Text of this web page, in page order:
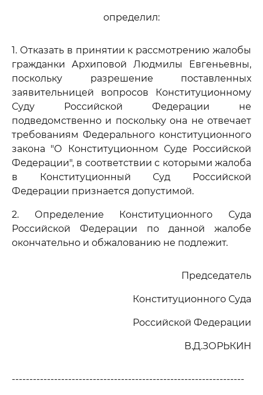
определил:
1. Отказать в принятии к рассмотрению жалобы
гражданки Архиповой Людмилы Евгеньевны,
поскольку разрешение поставленных
заявительницей вопросов Конституционному
Суду Российской Федерации не
подведомственно и поскольку она не отвечает
требованиям Федерального конституционного
закона "О Конституционном Суде Российской
Федерации", в соответствии с которыми жалоба
в Конституционный Суд Российской
Федерации признается допустимой.
2. Определение Конституционного Суда
Российской Федерации по данной жалобе
окончательно и обжалованию не подлежит.
Председатель
Конституционного Суда
Российской Федерации
В.Д.ЗОРЬКИН
------------------------------------------------------------------